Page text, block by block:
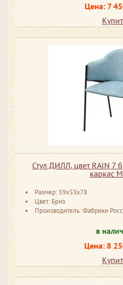
Цена: 7
Стул ДИЛЛ, цвет RAIN 7
каркас
Размер: 59x53x78
Цвет: Бриз
Производитель: Фабрики
в
Цена: 8